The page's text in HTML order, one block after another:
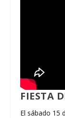
FIESTA
El sábado 15